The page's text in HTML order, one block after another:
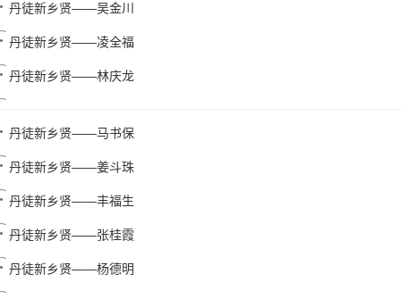
丹徒新乡贤——吴金川
丹徒新乡贤——凌全福
丹徒新乡贤——林庆龙
丹徒新乡贤——马书保
丹徒新乡贤——姜斗珠
丹徒新乡贤——丰福生
丹徒新乡贤——张桂霞
丹徒新乡贤——杨德明